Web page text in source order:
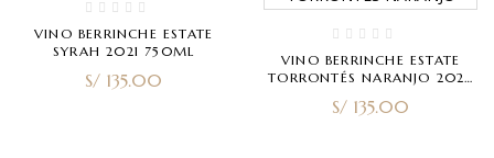
VINO BERRINCHE ESTATE
SYRAH 2021 750ML
S/ 135.00
VINO BERRINCHE ESTATE
TORRONTÉS NARANJO 2022
S/ 135.00